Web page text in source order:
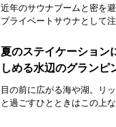
近年のサウナブームと密を
プライベートサウナとして
夏のステイケーション
しめる水辺のグランピ
目の前に広がる海や湖。リ
と過ごすひとときはこの上